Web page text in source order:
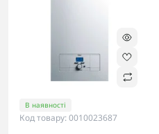
В наявності
Код товару: 0010023687